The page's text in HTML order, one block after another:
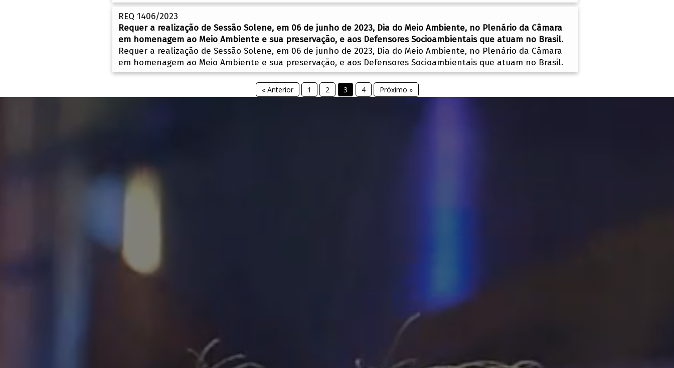
REQ 1406/2023
Requer a realização de Sessão Solene, em 06 de junho de 2023, Dia do Meio Ambiente, no Plenário da Câmara
em homenagem ao Meio Ambiente e sua preservação, e aos Defensores Socioambientais que atuam no Brasil.
Requer a realização de Sessão Solene, em 06 de junho de 2023, Dia do Meio Ambiente, no Plenário da Câmara
em homenagem ao Meio Ambiente e sua preservação, e aos Defensores Socioambientais que atuam no Brasil.
« Anterior 1 2 3 4 Próximo »